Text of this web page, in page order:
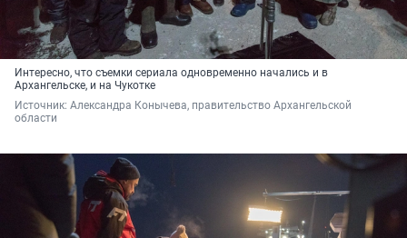
Интересно, что съемки сериала одновременно начались и в
Архангельске, и на Чукотке
Источник: Александра Конычева, правительство Архангельской
области